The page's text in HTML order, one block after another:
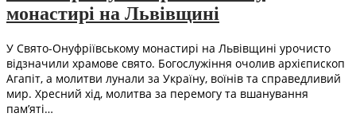
монастирі на Львівщині
У Свято-Онуфріївському монастирі на Львівщині урочисто
відзначили храмове свято. Богослужіння очолив архієпископ
Агапіт, а молитви лунали за Україну, воїнів та справедливий
мир. Хресний хід, молитва за перемогу та вшанування
пам’яті…